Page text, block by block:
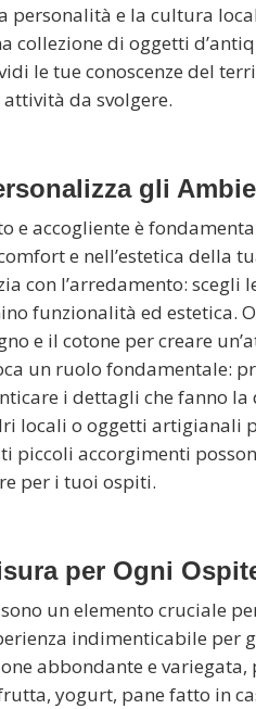
personalità e la cultura
collezione di oggetti
le tue conoscenze del
da svolgere.
gli
e accogliente è
e nell’estetica della
con l’arredamento:
funzionalità ed estetica.
e il cotone per creare
un ruolo fondamentale:
i dettagli che fanno
locali o oggetti artigianali
piccoli accorgimenti
per i tuoi ospiti.
per Ogni
un elemento cruciale
indimenticabile
abbondante e
yogurt, pane fatto in